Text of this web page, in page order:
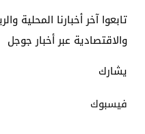
تابعوا آخر أخبارنا المحلية
والاقتصادية عبر أخبار جوجل
يشارك
فيسبوك